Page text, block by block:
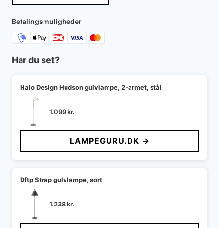
Betalingsmuligheder
Har du set?
Halo Design Hudson gulvlampe, 2-armet, stål
1.099kr.
LAMPEGURU.DK →
Dftp Strap gulvlampe, sort
1.238kr.